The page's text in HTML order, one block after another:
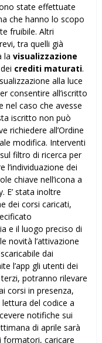
state effettuate
che hanno lo scopo
fruibile. Altri
tra quelli già
la visualizzazione
crediti maturati.
alla luce
consentire all’iscritto
nel caso che avesse
iscritto non può
richiedere all’Ordine
modifica. Interventi
filtro di ricerca per
l’individuazione dei
chiave nell’icona a
E’ stata inoltre
dei corsi caricati,
e il luogo preciso di
novità l’attivazione
dai
l’app gli utenti dei
potranno rilevare
corsi in presenza,
del codice a
notifiche sui
di aprile sarà
formatori, caricare